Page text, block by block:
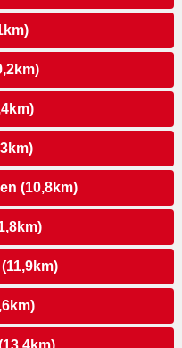
(10,8km)